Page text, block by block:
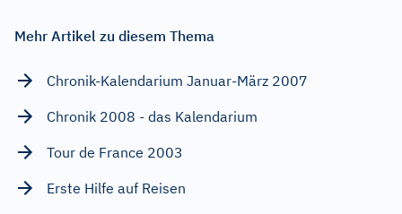
Mehr Artikel zu diesem Thema
Chronik-Kalendarium Januar-März 2007
Chronik 2008 - das Kalendarium
Tour de France 2003
Erste Hilfe auf Reisen